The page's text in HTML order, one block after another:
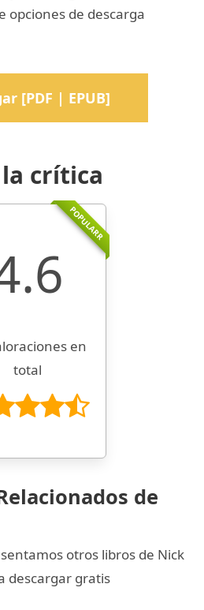
opciones de descarga
[PDF | EPUB]
crítica
POPULARR
en
total
de
otros libros de Nick
descargar gratis